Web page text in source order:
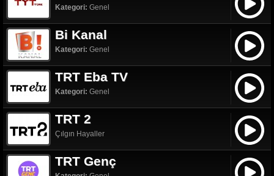
Kategori: Genel
Bi Kanal
Kategori: Genel
TRT Eba TV
Kategori: Genel
TRT 2
Çılgın Hayaller
TRT Genç